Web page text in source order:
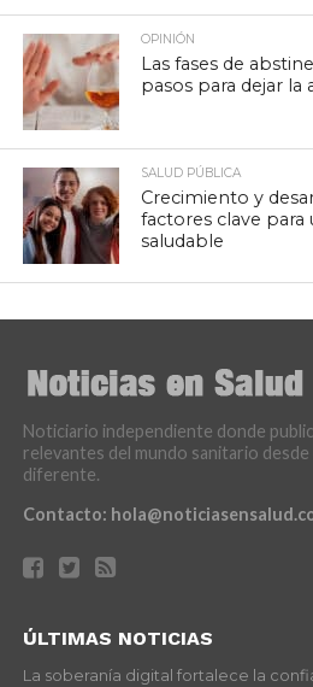
OPINIÓN
Las fases de
pasos para dejar la
SALUD PÚBLICA
Crecimiento y
factores clave para
saludable
Noticiario independiente donde
relevantes del mundo sanitario
diferente.
Contacto:
ÚLTIMAS NOTICIAS
La soberanía digital fortalece la